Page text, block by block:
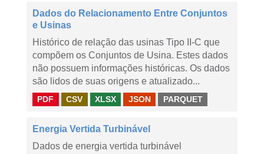
Dados do Relacionamento Entre Conjuntos
e Usinas
Histórico de relação das usinas Tipo II-C que
compõem os Conjuntos de Usina. Estes dados
não possuem informações históricas. Os dados
são lidos de suas origens e atualizado...
PDF CSV XLSX JSON PARQUET
Energia Vertida Turbinável
Dados de energia vertida turbinável